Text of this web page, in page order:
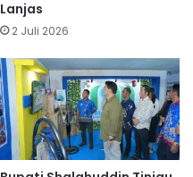
Lanjas
2 Juli 2026